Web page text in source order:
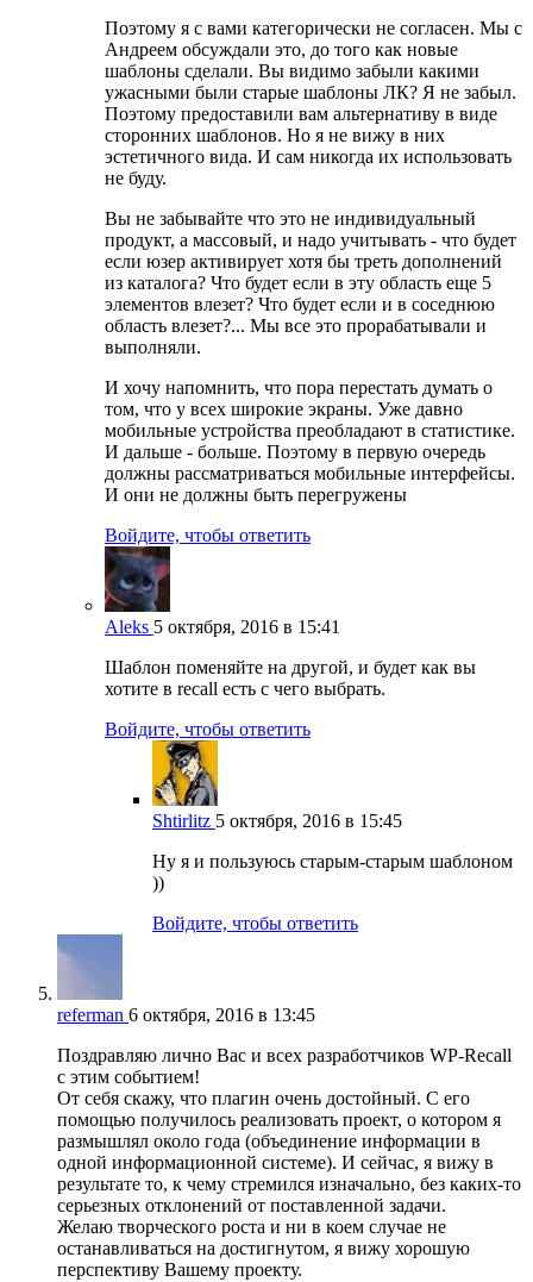
Поэтому я с вами категорически не согласен. Мы с
Андреем обсуждали это, до того как новые
шаблоны сделали. Вы видимо забыли какими
ужасными были старые шаблоны ЛК? Я не забыл.
Поэтому предоставили вам альтернативу в виде
сторонних шаблонов. Но я не вижу в них
эстетичного вида. И сам никогда их использовать
не буду.
Вы не забывайте что это не индивидуальный
продукт, а массовый, и надо учитывать - что будет
если юзер активирует хотя бы треть дополнений
из каталога? Что будет если в эту область еще 5
элементов влезет? Что будет если и в соседнюю
область влезет?... Мы все это прорабатывали и
выполняли.
И хочу напомнить, что пора перестать думать о
том, что у всех широкие экраны. Уже давно
мобильные устройства преобладают в статистике.
И дальше - больше. Поэтому в первую очередь
должны рассматриваться мобильные интерфейсы.
И они не должны быть перегружены
Войдите, чтобы ответить
Aleks 5 октября, 2016 в 15:41
Шаблон поменяйте на другой, и будет как вы
хотите в recall есть с чего выбрать.
Войдите, чтобы ответить
Shtirlitz 5 октября, 2016 в 15:45
Ну я и пользуюсь старым-старым шаблоном
))
Войдите, чтобы ответить
referman 6 октября, 2016 в 13:45
Поздравляю лично Вас и всех разработчиков WP-Recall
с этим событием!
От себя скажу, что плагин очень достойный. С его
помощью получилось реализовать проект, о котором я
размышлял около года (объединение информации в
одной информационной системе). И сейчас, я вижу в
результате то, к чему стремился изначально, без каких-то
серьезных отклонений от поставленной задачи.
Желаю творческого роста и ни в коем случае не
останавливаться на достигнутом, я вижу хорошую
перспективу Вашему проекту.